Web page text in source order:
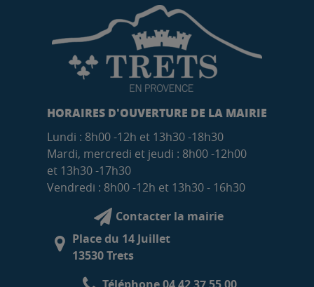
HORAIRES D'OUVERTURE DE LA MAIRIE
Lundi : 8h00 -12h et 13h30 -18h30
Mardi, mercredi et jeudi : 8h00 -12h00
et 13h30 -17h30
Vendredi : 8h00 -12h et 13h30 - 16h30
Contacter la mairie
Place du 14 Juillet
13530 Trets